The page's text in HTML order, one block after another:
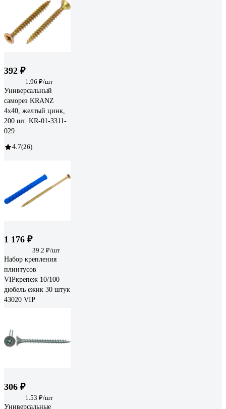
392 ₽
1.96 ₽/шт
Универсальный
саморез KRANZ
4x40, желтый цинк,
200 шт. KR-01-3311-
029
4.7(26)
1 176 ₽
39.2 ₽/шт
Набор крепления
плинтусов
VIPкрепеж 10/100
дюбель ежик 30 штук
43020 VIP
306 ₽
1.53 ₽/шт
Универсальные